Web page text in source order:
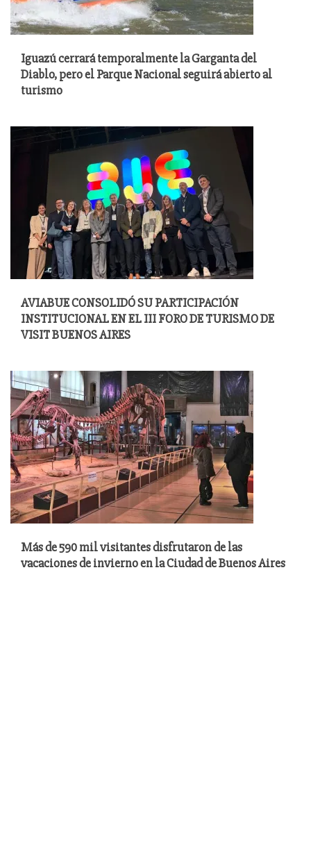
Iguazú cerrará temporalmente la Garganta del
Diablo, pero el Parque Nacional seguirá abierto al
turismo
AVIABUE CONSOLIDÓ SU PARTICIPACIÓN
INSTITUCIONAL EN EL III FORO DE TURISMO DE
VISIT BUENOS AIRES
Más de 590 mil visitantes disfrutaron de las
vacaciones de invierno en la Ciudad de Buenos Aires